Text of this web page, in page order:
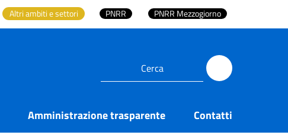
Altri ambiti e settori PNRR PNRR Mezzogiorno
Amministrazione trasparente Contatti